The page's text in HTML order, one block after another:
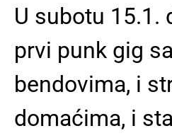
U subotu 15.1.
prvi punk gig
bendovima, i
domaćima, i